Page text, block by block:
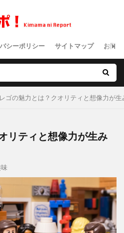
シーポリシー サイトマップ お問
レゴの魅力とは？クオリティと想像力が
リティと想像力が生み